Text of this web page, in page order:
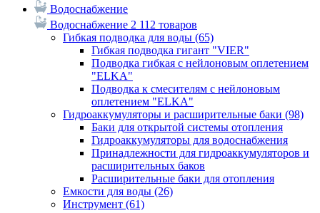
Водоснабжение
Водоснабжение 2 112 товаров
Гибкая подводка для воды (65)
Гибкая подводка гигант "VIER"
Подводка гибкая с нейлоновым оплетением
"ELKA"
Подводка к смесителям с нейлоновым
оплетением "ELKA"
Гидроаккумуляторы и расширительные баки (98)
Баки для открытой системы отопления
Гидроаккумуляторы для водоснабжения
Принадлежности для гидроаккумуляторов и
расширительных баков
Расширительные баки для отопления
Емкости для воды (26)
Инструмент (61)